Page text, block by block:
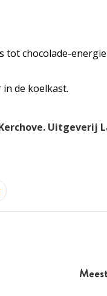
tot chocolade-
de koelkast.
Uitgeverij